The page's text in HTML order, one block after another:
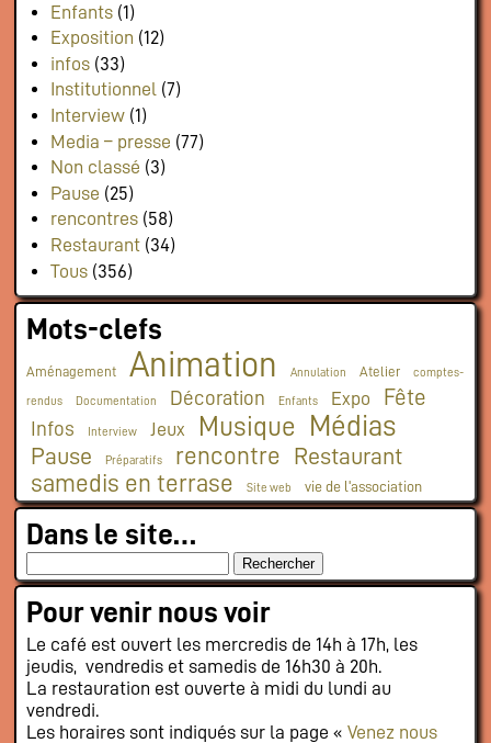
Enfants(1)
Exposition (12)
infos(33)
Institutionnel (7)
Interview(1)
Media – presse (77)
Non classé (3)
Pause (25)
rencontres(58)
Restaurant(34)
Tous(356)
Mots-clefs
Aménagement Animation Annulation Atelier comptes-
rendus Documentation Décoration Enfants Expo Fête
Infos Interview Jeux Musique Médias
Pause Préparatifs rencontre Restaurant
samedis en terrase Site web vie de l'association
Dans le site…
Pour venir nous voir
Le café est ouvert les mercredis de 14h à 17h, les
jeudis, vendredis et samedis de 16h30 à 20h.
La restauration est ouverte à midi du lundi au
vendredi.
Les horaires sont indiqués sur la page « Venez nous